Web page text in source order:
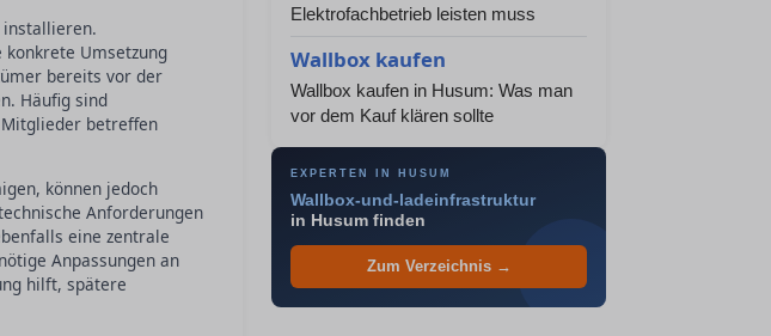
installieren.
konkrete Umsetzung
bereits vor der
Häufig sind
betreffen
können jedoch
Anforderungen
eine zentrale
Anpassungen an
hilft, spätere
Elektrofachbetrieb leisten muss
Wallbox kaufen
Wallbox kaufen in Husum: Was man
vor dem Kauf klären sollte
EXPERTEN IN HUSUM
Wallbox-und-ladeinfrastruktur
in Husum finden
Zum Verzeichnis →